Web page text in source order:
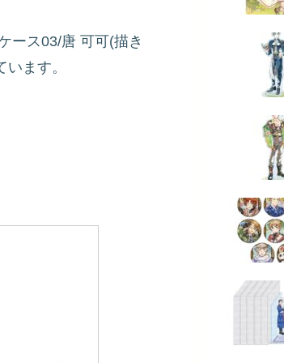
ース03/唐 可可(描き
ます。